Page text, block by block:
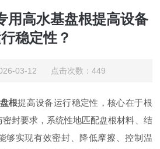
用高水基盘根提高设备
稳定性？
03-12 点击次数：449
根提高设备运行稳定性，核心在于根
封要求，系统性地匹配盘根材料、结
够实现有效密封、降低摩擦、控制温